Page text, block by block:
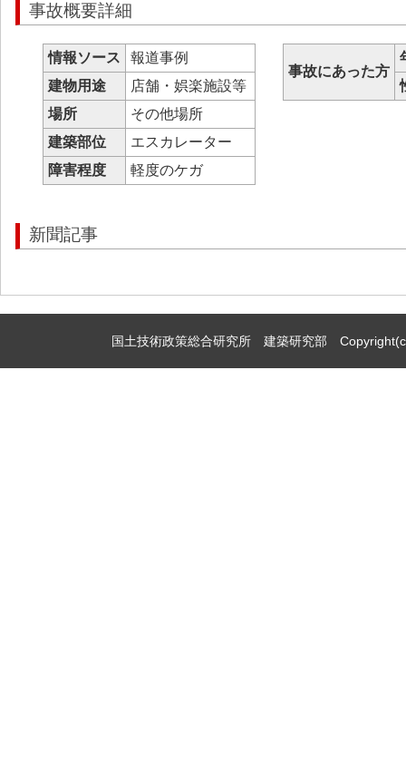
事故概要詳細
情報ソース
報道事例
建物用途
店舗・娯楽施設等
場所
その他場所
建築部位
エスカレーター
障害程度
軽度のケガ
事故にあった方
新聞記事
国土技術政策総合研究所 建築研究部